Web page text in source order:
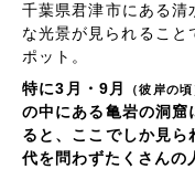
千葉県君津市にある清
な光景が見られること
ポット。
特に3月・9月
（彼岸の
の中にある亀岩の洞窟
ると、ここでしか見
代を問わずたくさんの